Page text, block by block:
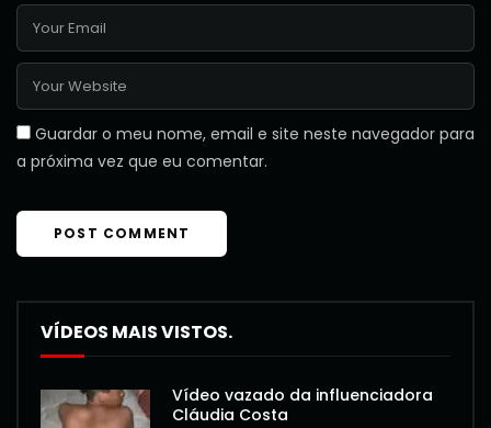
Guardar o meu nome, email e site neste navegador para
a próxima vez que eu comentar.
VÍDEOS MAIS VISTOS.
Vídeo vazado da influenciadora
Cláudia Costa